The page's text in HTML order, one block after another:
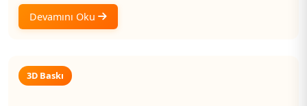
Devamını Oku
3D Baskı